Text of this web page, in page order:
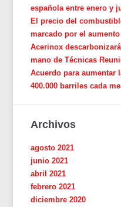
española entre enero y
El precio del
marcado por el
Acerinox
mano de Técnicas
Acuerdo para aumentar
400.000 barriles cada
Archivos
agosto 2021
junio 2021
abril 2021
febrero 2021
diciembre 2020